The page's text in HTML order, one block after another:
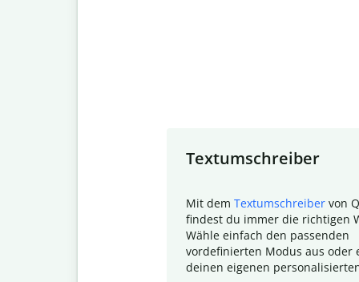
Textumschreiber
Mit dem Textumschreiber von
findest du immer die richtigen
Wähle einfach den passenden
vordefinierten Modus aus oder
deinen eigenen